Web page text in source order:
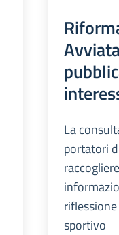
La
portatori
sportivo